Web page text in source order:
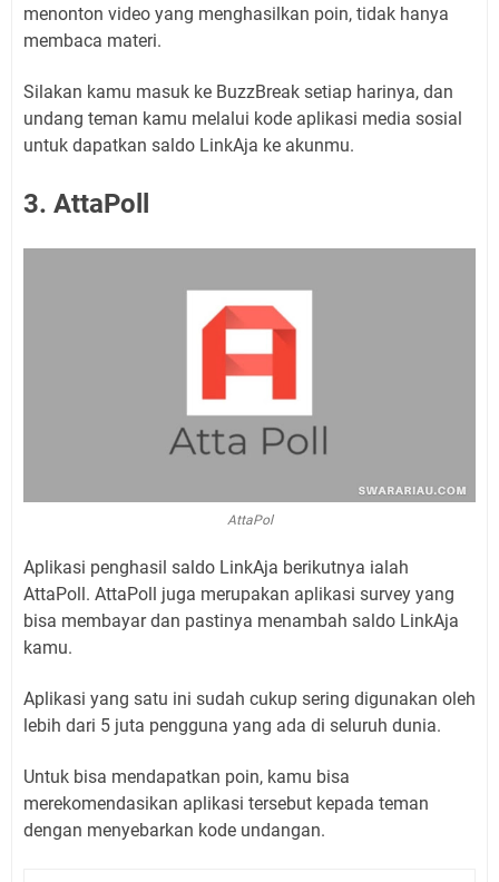
menonton video yang menghasilkan poin, tidak hanya
membaca materi.
Silakan kamu masuk ke BuzzBreak setiap harinya, dan
undang teman kamu melalui kode aplikasi media sosial
untuk dapatkan saldo LinkAja ke akunmu.
3. AttaPoll
AttaPol
Aplikasi penghasil saldo LinkAja berikutnya ialah
AttaPoll. AttaPoll juga merupakan aplikasi survey yang
bisa membayar dan pastinya menambah saldo LinkAja
kamu.
Aplikasi yang satu ini sudah cukup sering digunakan oleh
lebih dari 5 juta pengguna yang ada di seluruh dunia.
Untuk bisa mendapatkan poin, kamu bisa
merekomendasikan aplikasi tersebut kepada teman
dengan menyebarkan kode undangan.